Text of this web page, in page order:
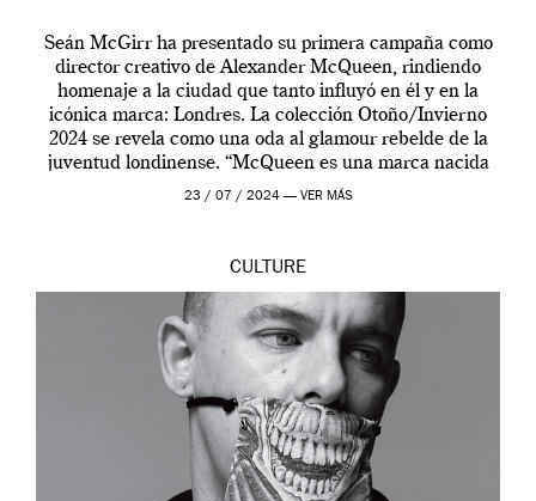
Seán McGirr ha presentado su primera campaña como
director creativo de Alexander McQueen, rindiendo
homenaje a la ciudad que tanto influyó en él y en la
icónica marca: Londres. La colección Otoño/Invierno
2024 se revela como una oda al glamour rebelde de la
juventud londinense. “McQueen es una marca nacida
en Londres y siempre ha […]
23 / 07 / 2024 — VER MÁS
CULTURE